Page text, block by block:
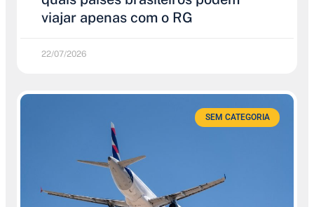
viajar apenas com o RG
22/07/2026
SEM CATEGORIA